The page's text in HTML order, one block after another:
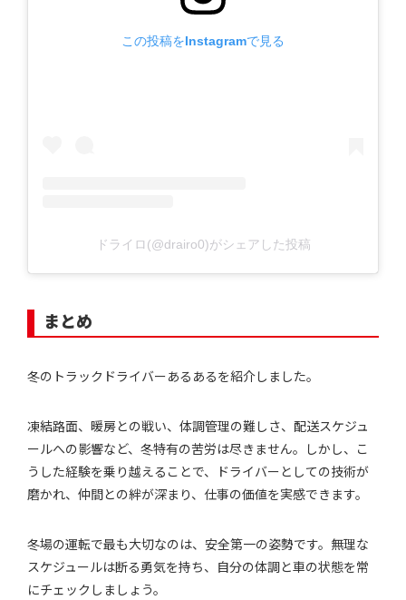
この投稿をInstagramで見る
ドライロ(@drairo0)がシェアした投稿
まとめ
冬のトラックドライバーあるあるを紹介しました。
凍結路面、暖房との戦い、体調管理の難しさ、配送スケジュ
ールへの影響など、冬特有の苦労は尽きません。しかし、こ
うした経験を乗り越えることで、ドライバーとしての技術が
磨かれ、仲間との絆が深まり、仕事の価値を実感できます。
冬場の運転で最も大切なのは、安全第一の姿勢です。無理な
スケジュールは断る勇気を持ち、自分の体調と車の状態を常
にチェックしましょう。